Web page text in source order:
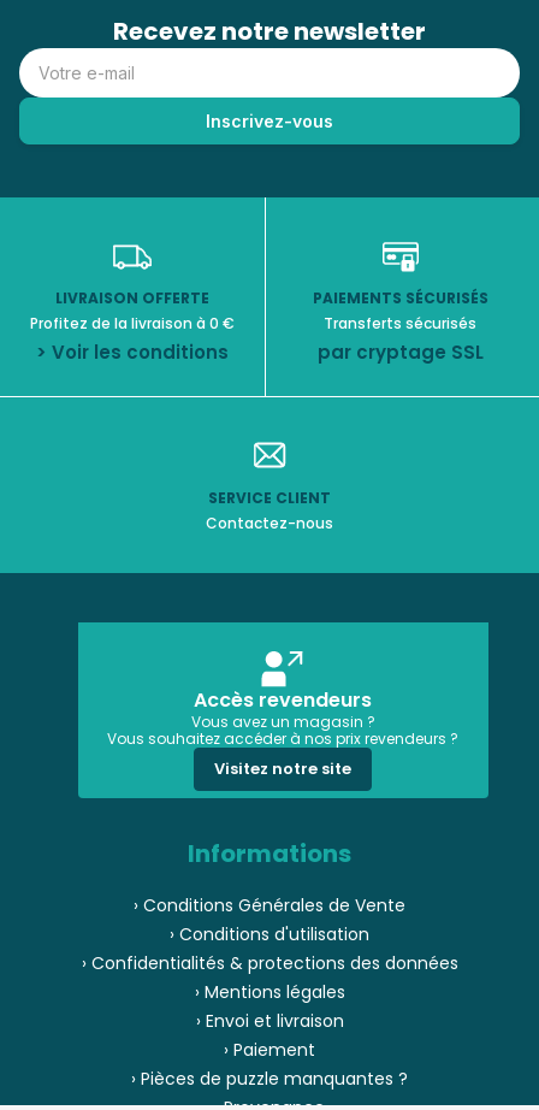
Recevez notre newsletter
LIVRAISON OFFERTE
Profitez de la livraison à 0 €
> Voir les conditions
PAIEMENTS SÉCURISÉS
Transferts sécurisés
par cryptage SSL
SERVICE CLIENT
Contactez-nous
Accès revendeurs
Vous avez un magasin ?
Vous souhaitez accéder à nos prix revendeurs ?
Visitez notre site
Informations
› Conditions Générales de Vente
› Conditions d'utilisation
› Confidentialités & protections des données
› Mentions légales
› Envoi et livraison
› Paiement
› Pièces de puzzle manquantes ?